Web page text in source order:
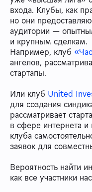
входа. Клубы, как
но они
аудитории —
и крупным сделкам.
Например, клуб
ангелов,
стартапы.
Или клуб United
для создания
рассматривает
в сфере интернета
клуба
заявок для
Вероятность найти
как все участники